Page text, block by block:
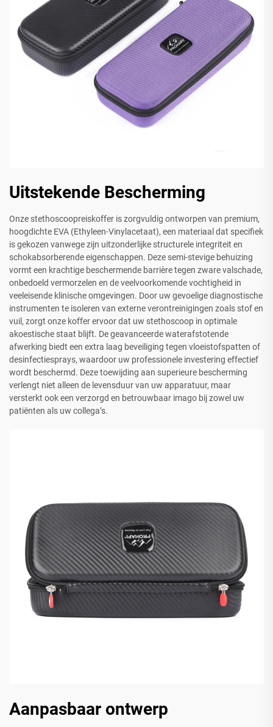
Uitstekende Bescherming
Onze stethoscoopreiskoffer is zorgvuldig ontworpen van premium,
hoogdichte EVA (Ethyleen-Vinylacetaat), een materiaal dat specifiek
is gekozen vanwege zijn uitzonderlijke structurele integriteit en
schokabsorberende eigenschappen. Deze semi-stevige behuizing
vormt een krachtige beschermende barrière tegen zware valschade,
onbedoeld vermorzelen en de veelvoorkomende vochtigheid in
veeleisende klinische omgevingen. Door uw gevoelige diagnostische
instrumenten te isoleren van externe verontreinigingen zoals stof en
vuil, zorgt onze koffer ervoor dat uw stethoscoop in optimale
akoestische staat blijft. De geavanceerde waterafstotende
afwerking biedt een extra laag beveiliging tegen vloeistofspatten of
desinfectiesprays, waardoor uw professionele investering effectief
wordt beschermd. Deze toewijding aan superieure bescherming
verlengt niet alleen de levensduur van uw apparatuur, maar
versterkt ook een verzorgd en betrouwbaar imago bij zowel uw
patiënten als uw collega’s.
Aanpasbaar ontwerp